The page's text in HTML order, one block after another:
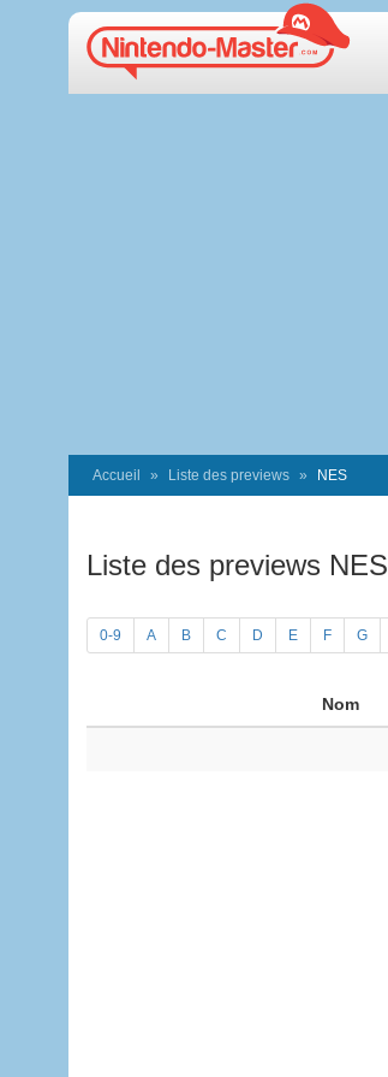
Accueil Liste des previews NES
Liste des previews NES
0-9 A B C D E F G
Nom